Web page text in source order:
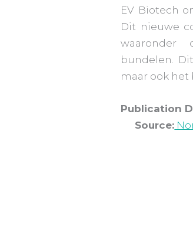
EV Biotech
Dit nieuwe
waaronder
bundelen.
maar ook het
Publication
Source: